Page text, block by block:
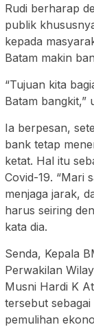
Rudi berharap
publik
kepada
Batam makin
“Tujuan kita
Batam bangkit,”
Ia berpesan,
bank tetap
ketat. Hal itu
Covid-19. “Mari
menjaga jarak,
harus seiring
kata dia.
Senda, Kepala
Perwakilan
Musni Hardi K
tersebut
pemulihan